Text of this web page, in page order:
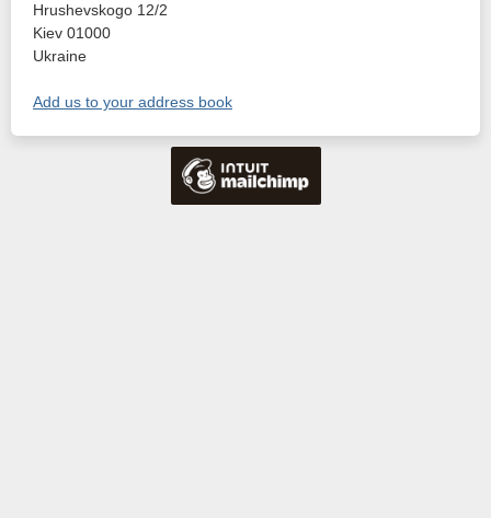
Hrushevskogo 12/2
Kiev 01000
Ukraine
Add us to your address book